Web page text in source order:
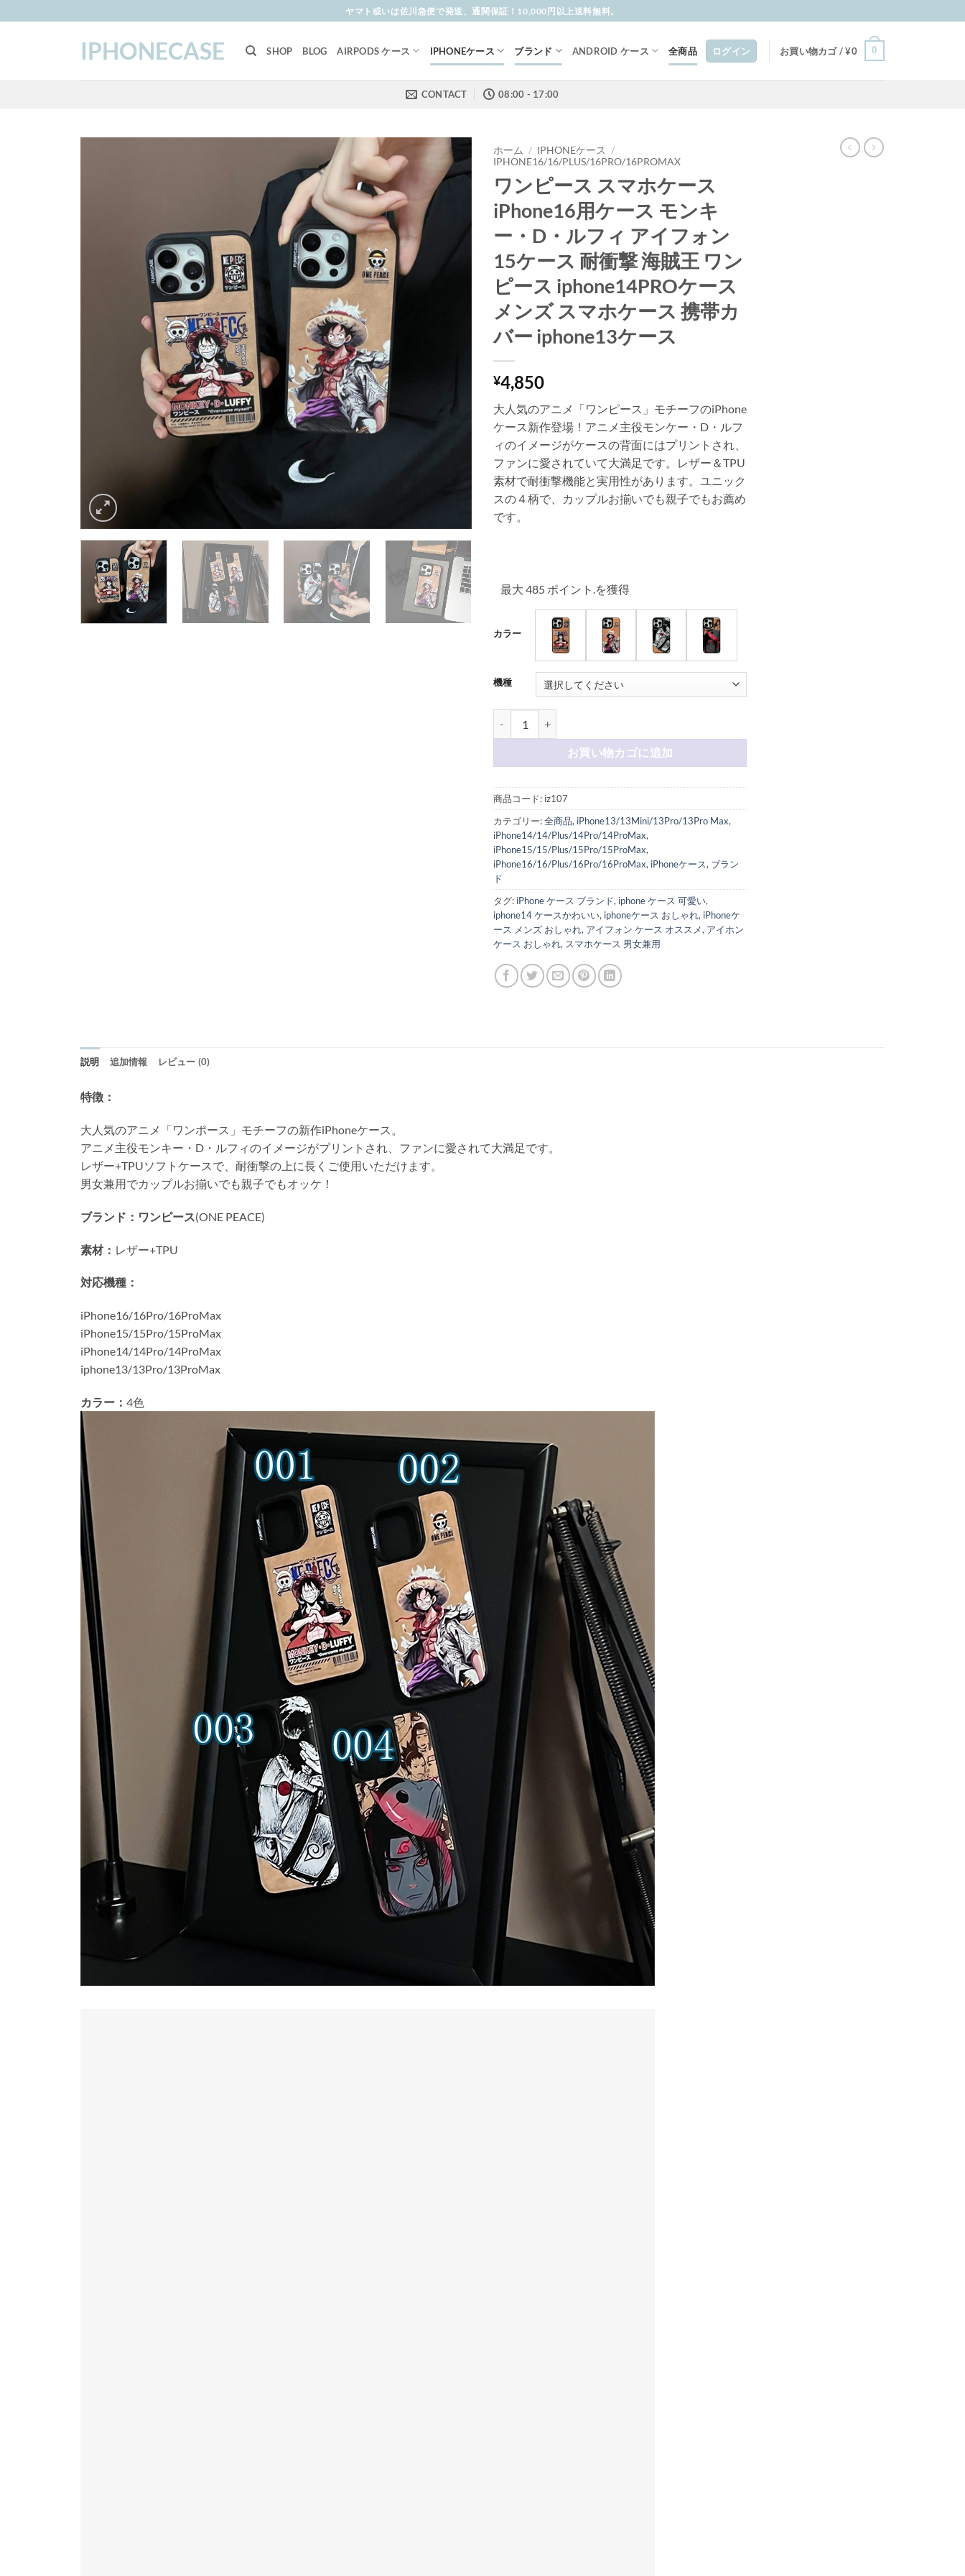
to
ヤマト或いは佐川急便で発送、通関保証！10,000円以上送料無料。
IPHONECASE SHOP BLOG AIRPODS ケース IPHONEケース ブランド ANDROID ケース 全商品 ログイン お買い物カゴ /¥0 0
CONTACT 08:00 - 17:00
ホーム / IPHONEケース
/
IPHONE16/16/PLUS/16PRO/16PROMAX
ワンピース スマホケース
iPhone16用ケース モンキ
ー・D・ルフィ アイフォン
15ケース 耐衝撃 海賊王 ワン
ピース iphone14PROケース
メンズ スマホケース 携帯カ
バー iphone13ケース
¥4,850
大人気のアニメ「ワンピース」モチーフのiPhone
ケース新作登場！アニメ主役モンケー・D・ルフ
ィのイメージがケースの背面にはプリントされ、
ファンに愛されていて大満足です。レザー＆TPU
素材で耐衝撃機能と実用性があります。ユニック
スの４柄で、カップルお揃いでも親子でもお薦め
です。
最大 485 ポイント.を獲得
カラー
機種
お買い物カゴに追加
商品コード: iz107
カテゴリー:全商品, iPhone13/13Mini/13Pro/13Pro Max,
iPhone14/14/Plus/14Pro/14ProMax,
iPhone15/15/Plus/15Pro/15ProMax,
iPhone16/16/Plus/16Pro/16ProMax, iPhoneケース, ブラン
ド
タグ: iPhone ケース ブランド, iphone ケース 可愛い,
iphone14 ケースかわいい, iphoneケース おしゃれ, iPhoneケ
ース メンズ おしゃれ, アイフォン ケース オススメ, アイホン
ケース おしゃれ, スマホケース 男女兼用
説明 追加情報 レビュー (0)
特徴：
大人気のアニメ「ワンポース」モチーフの新作iPhoneケース。
アニメ主役モンキー・D・ルフィのイメージがプリントされ、ファンに愛されて大満足です。
レザー+TPUソフトケースで、耐衝撃の上に長くご使用いただけます。
男女兼用でカップルお揃いでも親子でもオッケ！
ブランド：ワンピース(ONE PEACE)
素材： レザー+TPU
対応機種：
iPhone16/16Pro/16ProMax
iPhone15/15Pro/15ProMax
iPhone14/14Pro/14ProMax
iphone13/13Pro/13ProMax
カラー： 4色